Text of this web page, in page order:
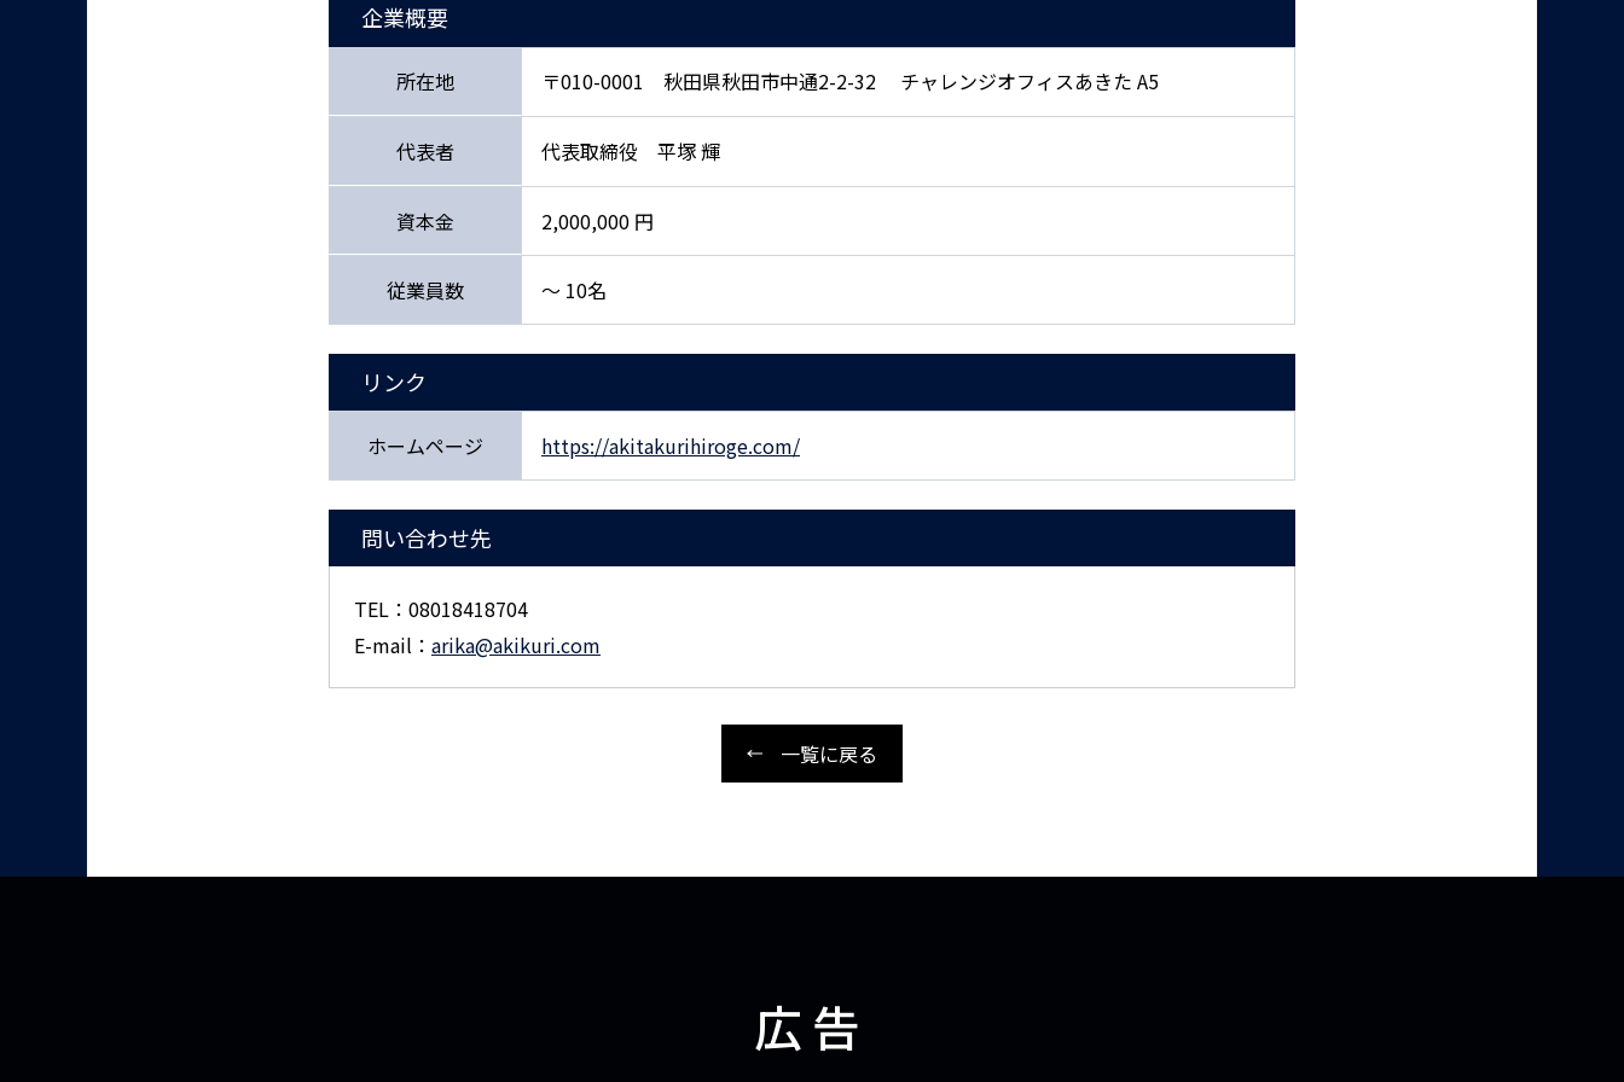
企業概要
所在地 〒010-0001 秋田県秋田市中通2-2-32 チャレンジオフィスあきた A5
代表者 代表取締役 平塚 輝
資本金 2,000,000 円
従業員数 〜 10名
リンク
ホームページ https://akitakurihiroge.com/
問い合わせ先
TEL：08018418704
E-mail： arika@akikuri.com
一覧に戻る
広告